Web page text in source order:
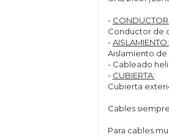
- CONDUCTOR:
Conductor de
-AISLAMIENTO:
Aislamiento de
- Cableado
- CUBIERTA:
Cubierta
Cables
Para cables